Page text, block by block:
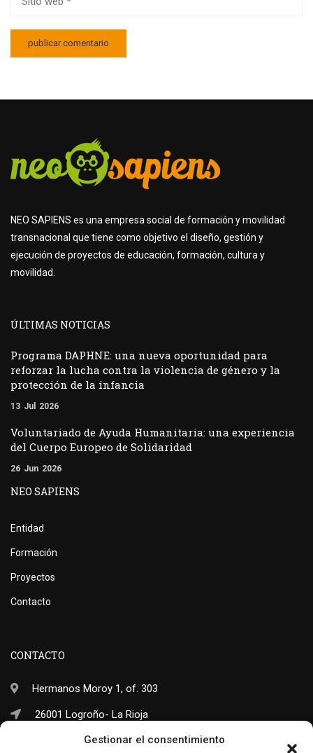
Gestionar el consentimiento
NEO SAPIENS es una empresa social de formación y movilidad
transnacional que tiene como objetivo el diseño, gestión y
ejecución de proyectos de educación, formación, cultura y
movilidad.
ÚLTIMAS NOTICIAS
Programa DAPHNE: una nueva oportunidad para
reforzar la lucha contra la violencia de género y la
protección de la infancia
13 Jul 2026
Voluntariado de Ayuda Humanitaria: una experiencia
del Cuerpo Europeo de Solidaridad
26 Jun 2026
NEO SAPIENS
Entidad
Formación
Proyectos
Contacto
CONTACTO
Hermanos Moroy 1, of. 303
26001 Logroño- La Rioja
(+34) 941 703 245